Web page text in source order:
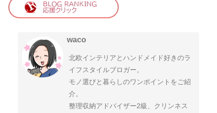
waco
北欧インテリアとハンドメイド好きのラ
イフスタイルブロガー。
モノ選びと暮らしのワンポイントをご紹
介。
整理収納アドバイザー2級、クリンネス